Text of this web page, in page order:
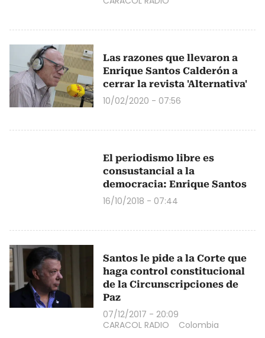
Las razones que llevaron a
Enrique Santos Calderón a
cerrar la revista 'Alternativa'
10/02/2020 - 07:56
El periodismo libre es
consustancial a la
democracia: Enrique Santos
16/10/2018 - 07:44
Santos le pide a la Corte que
haga control constitucional
de la Circunscripciones de
Paz
07/12/2017 - 20:09
CARACOL RADIO
Colombia